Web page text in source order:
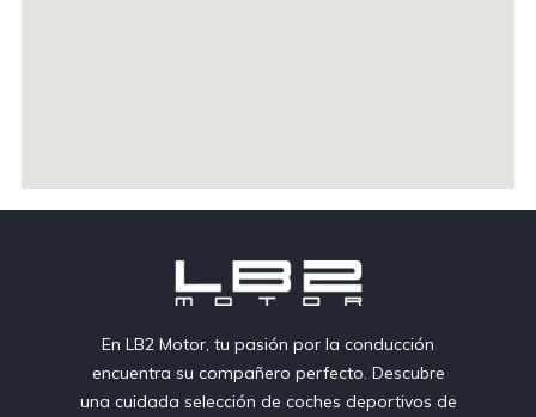
En LB2 Motor, tu pasión por la conducción
encuentra su compañero perfecto. Descubre
una cuidada selección de coches deportivos de